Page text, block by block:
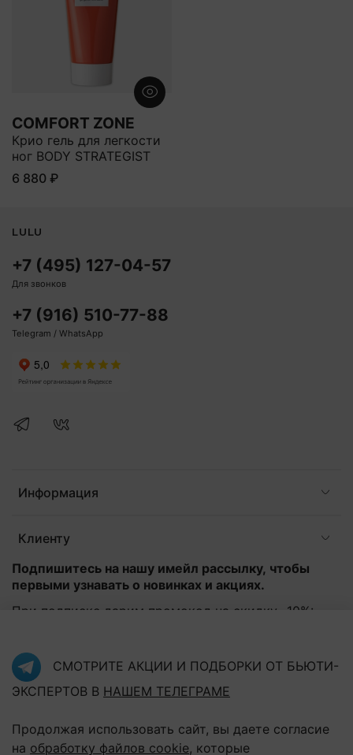
COMFORT ZONE
Крио гель для легкости
ног BODY STRATEGIST
6 880 ₽
Информация
Клиенту
Подпишитесь на нашу имейл рассылку, чтобы
первыми узнавать о новинках и акциях.
При подписке дарим промокод на скидку -10%:
Подписаться
Нажав на кнопку "Подписаться", Вы соглашаетесь с
политикой конфиденциальности
+7 (495) 127-04-57
Для звонков
+7 (916) 510-77-88
Telegram / WhatsApp
LULU
СМОТРИТЕ АКЦИИ И ПОДБОРКИ ОТ БЬЮТИ-
ЭКСПЕРТОВ В НАШЕМ ТЕЛЕГРАМЕ
Продолжая использовать сайт, вы даете согласие
на обработку файлов cookie, которые